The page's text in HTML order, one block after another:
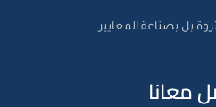
بل بصناعة المعايير
معانا